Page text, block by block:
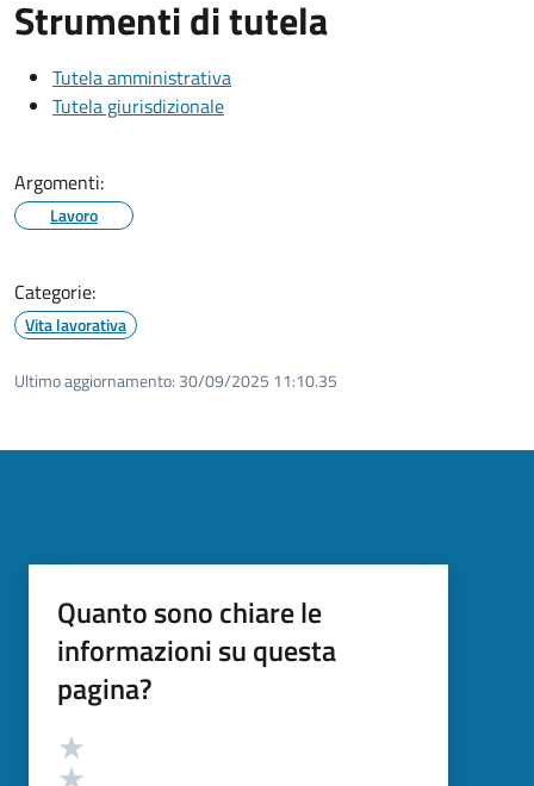
Strumenti di tutela
Tutela amministrativa
Tutela giurisdizionale
Argomenti:
Lavoro
Categorie:
Vita lavorativa
Ultimo aggiornamento: 30/09/2025 11:10.35
Quanto sono chiare le
informazioni su questa
pagina?
Valutazione